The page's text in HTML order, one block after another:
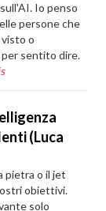
Io penso
persone che
o
sentito dire.
(Luca
pietra o il jet
obiettivi.
solo